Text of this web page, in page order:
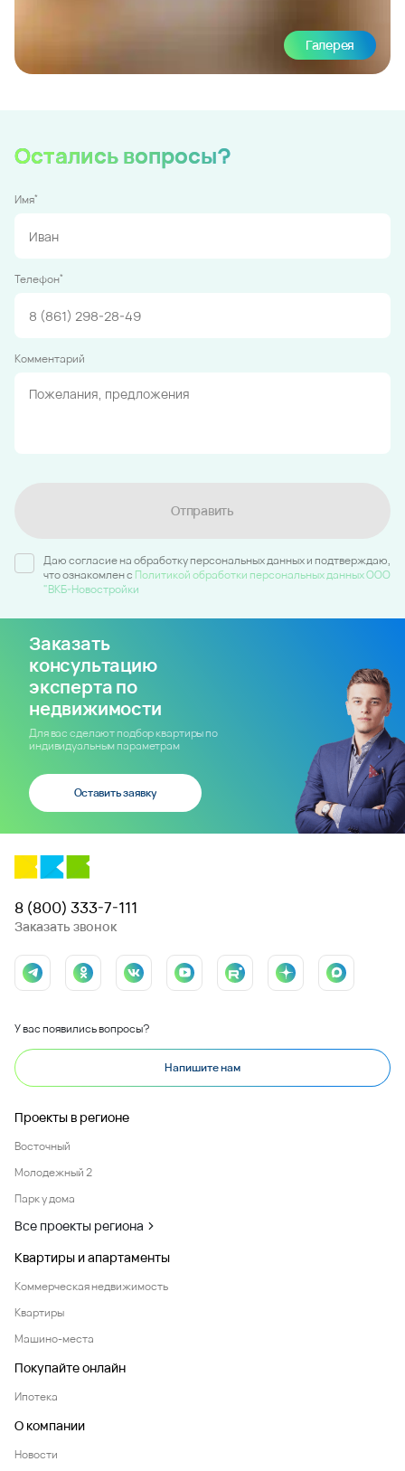
Галерея
Остались вопросы?
Имя*
Телефон*
Комментарий
Отправить
Даю согласие на обработку персональных данных и подтверждаю,
что ознакомлен c Политикой обработки персональных данных ООО
"ВКБ-Новостройки
Заказать
консультацию
эксперта по
недвижимости
Для вас сделают подбор квартиры по
индивидуальным параметрам
Оставить заявку
8 (800) 333-7-111
Заказать звонок
У вас появились вопросы?
Напишите нам
Проекты в регионе
Восточный
Молодежный 2
Парк у дома
Все проекты региона
Квартиры и апартаменты
Коммерческая недвижимость
Квартиры
Машино-места
Покупайте онлайн
Ипотека
О компании
Новости